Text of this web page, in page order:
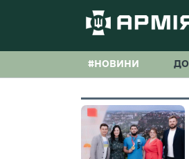
#НОВИНИ